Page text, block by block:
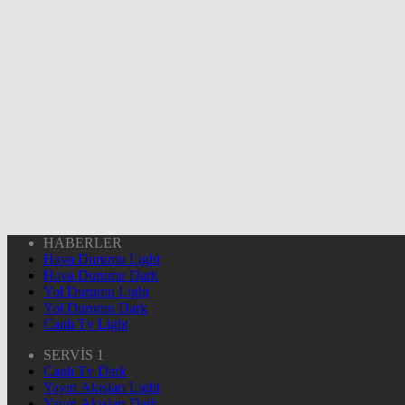
HABERLER
Hava Durumu Light
Hava Durumu Dark
Yol Durumu Light
Yol Durumu Dark
Canlı Tv Light
SERVİS 1
Canlı Tv Dark
Yayın Akışları Light